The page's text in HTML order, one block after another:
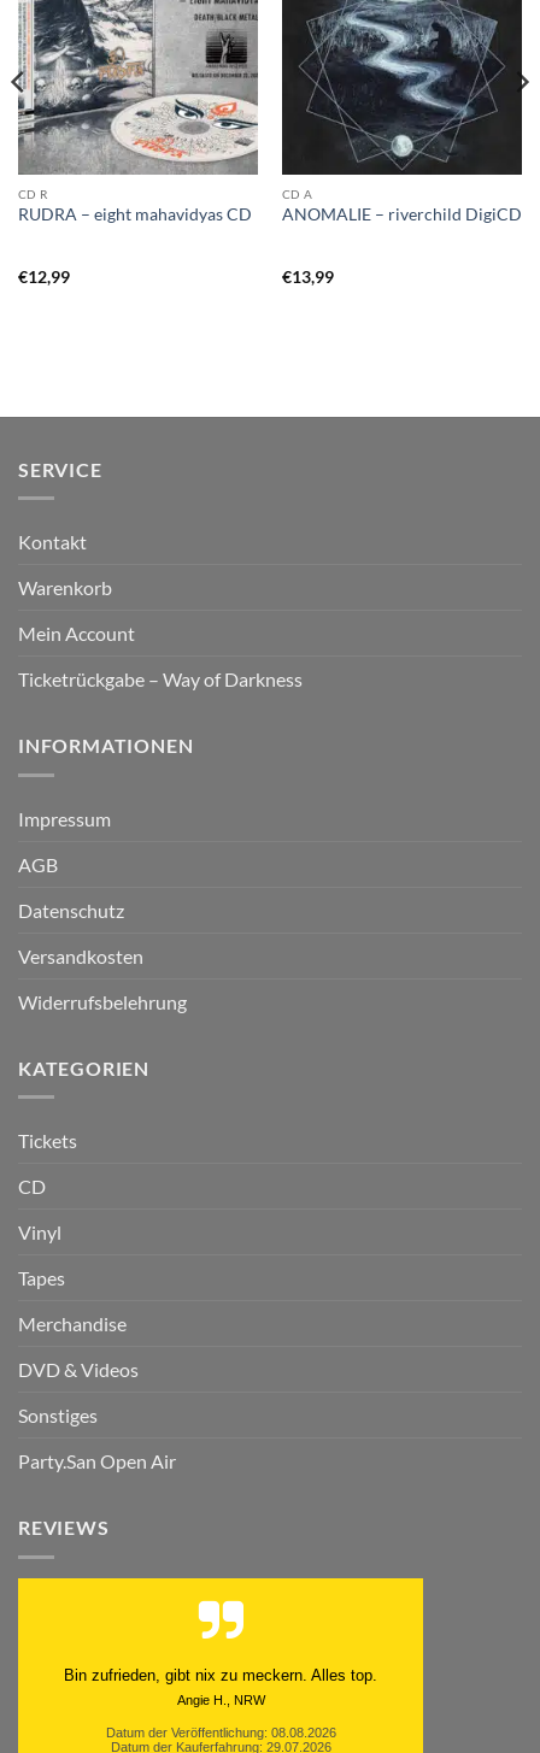
CD R
RUDRA – eight mahavidyas CD
€12,99
CD A
ANOMALIE – riverchild DigiCD
€13,99
SERVICE
Kontakt
Warenkorb
Mein Account
Ticketrückgabe – Way of Darkness
INFORMATIONEN
Impressum
AGB
Datenschutz
Versandkosten
Widerrufsbelehrung
KATEGORIEN
Tickets
CD
Vinyl
Tapes
Merchandise
DVD & Videos
Sonstiges
Party.San Open Air
REVIEWS
Bin zufrieden, gibt nix zu meckern. Alles top.
Angie H., NRW
Datum der Veröffentlichung: 08.08.2026
Datum der Kauferfahrung: 29.07.2026